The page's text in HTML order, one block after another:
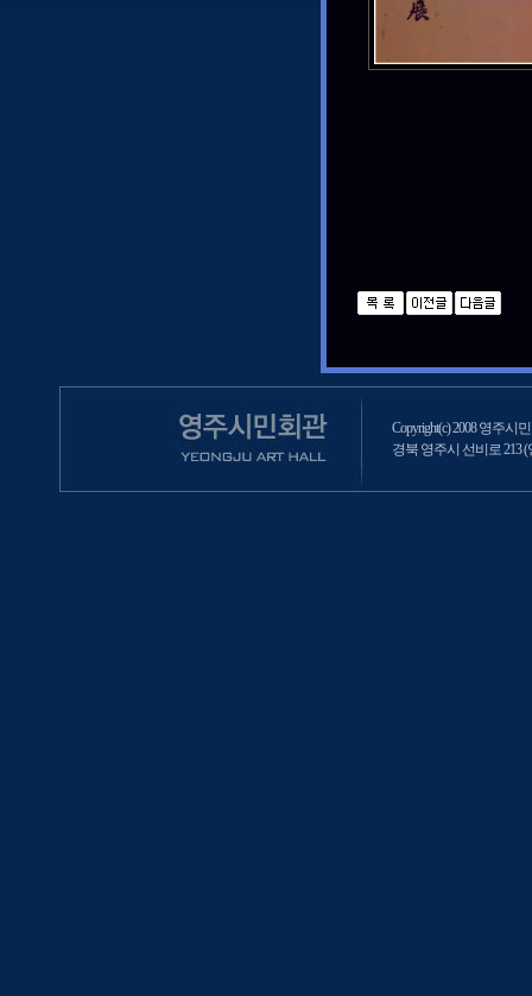
Copyright(c) 2008 영주시
경북 영주시 선비로 213 (